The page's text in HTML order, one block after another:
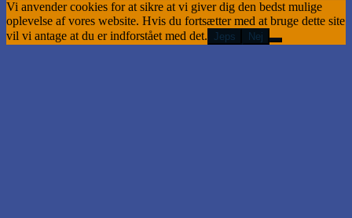
Vi anvender cookies for at sikre at vi giver dig den bedst mulige
oplevelse af vores website. Hvis du fortsætter med at bruge dette site
vil vi antage at du er indforstået med det. Jeps Nej